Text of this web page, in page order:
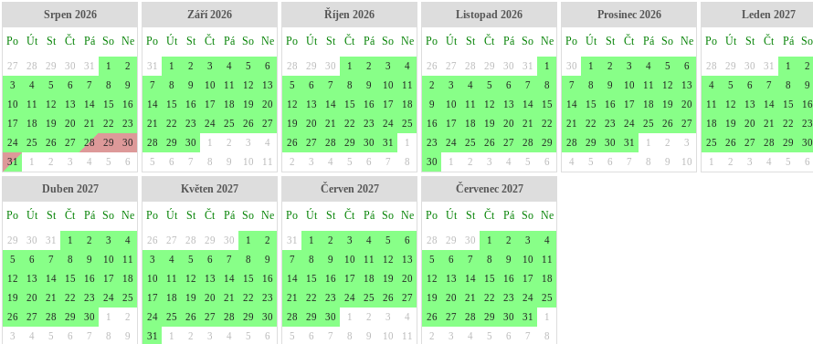
Srpen 2026
Po Út St Čt Pá So Ne
27 28 29 30 31 1
2
3
4 5 6 7 8
9
10
11 12 13 14 15
16
17
18 19 20 21 22
23
24
25 26 27 28 29
30
31
1 2 3 4 5 6
Září 2026
Po Út St Čt Pá So Ne
31 1 2 3 4 5
6
7
8 9 10 11 12
13
14
15 16 17 18 19
20
21
22 23 24 25 26
27
28
29 30 1 2 3
4
5
6 7 8 9 10 11
Říjen 2026
Po Út St Čt Pá So Ne
28 29 30 1 2 3
4
5
6 7 8 9 10
11
12
13 14 15 16 17
18
19
20 21 22 23 24
25
26
27 28 29 30 31
1
2
3 4 5 6 7 8
Listopad 2026
Po Út St Čt Pá So Ne
26 27 28 29 30 31
1
2
3 4 5 6 7
8
9
10 11 12 13 14
15
16
17 18 19 20 21
22
23
24 25 26 27 28
29
30
1 2 3 4 5 6
Prosinec 2026
Po Út St Čt Pá So Ne
30 1 2 3 4 5
6
7
8 9 10 11 12
13
14
15 16 17 18 19
20
21
22 23 24 25 26
27
28
29 30 31 1 2
3
4
5 6 7 8 9 10
Leden 2027
Po Út St Čt Pá So
28 29 30 31 1 2
4
5 6 7 8 9
11
12 13 14 15 16
18
19 20 21 22 23
25
26 27 28 29 30
1
2 3 4 5 6
Duben 2027
Po Út St Čt Pá So Ne
29 30 31 1 2 3
4
5
6 7 8 9 10
11
12
13 14 15 16 17
18
19
20 21 22 23 24
25
26
27 28 29 30 1
2
3
4 5 6 7 8 9
Květen 2027
Po Út St Čt Pá So Ne
26 27 28 29 30 1
2
3
4 5 6 7 8
9
10
11 12 13 14 15
16
17
18 19 20 21 22
23
24
25 26 27 28 29
30
31
1 2 3 4 5 6
Červen 2027
Po Út St Čt Pá So Ne
31 1 2 3 4 5
6
7
8 9 10 11 12
13
14
15 16 17 18 19
20
21
22 23 24 25 26
27
28
29 30 1 2 3
4
5
6 7 8 9 10 11
Červenec 2027
Po Út St Čt Pá So Ne
28 29 30 1 2 3
4
5
6 7 8 9 10
11
12
13 14 15 16 17
18
19
20 21 22 23 24
25
26
27 28 29 30 31
1
2
3 4 5 6 7 8